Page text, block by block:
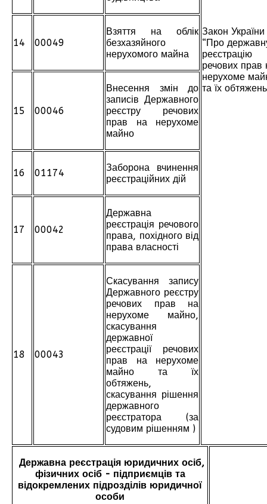
Закон України
“Про
реєстрацію
речових прав
нерухоме
та їх
14 00049
Взяття на облік
безхазяйного
нерухомого майна
15 00046
Внесення змін до
записів Державного
реєстру речових
прав на нерухоме
майно
16 01174
Заборона вчинення
реєстраційних дій
17 00042
Державна
реєстрація речового
права, похідного від
права власності
18 00043
Скасування запису
Державного реєстру
речових прав на
нерухоме майно,
скасування
державної
реєстрації речових
прав на нерухоме
майно та їх
обтяжень,
скасування рішення
державного
реєстратора (за
судовим рішенням )
Державна реєстрація юридичних осіб,
фізичних осіб - підприємців та
відокремлених підрозділів юридичної
особи